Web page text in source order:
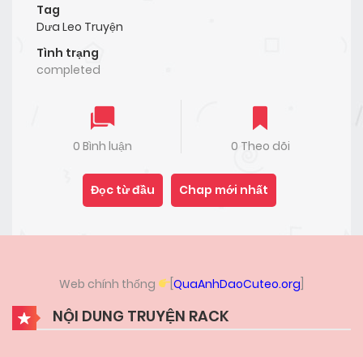
Roadsteam
Tag
Dưa Leo Truyện
Tình trạng
completed
0 Bình luận 0 Theo dõi
Đọc từ đầu Chap mới nhất
Web chính thống [QuaAnhDaoCuteo.org
NỘI DUNG TRUYỆN RACK